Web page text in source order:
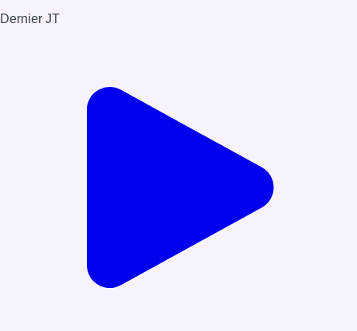
Dernier JT